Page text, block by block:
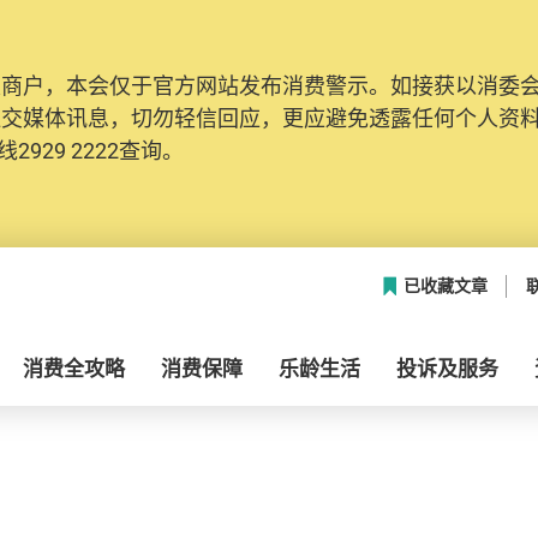
户，本会仅于官方网站发布消费警示。如接获以消委
媒体讯息，切勿轻信回应，更应避免透露任何个人资
2929 2222查询。
已收藏文章
消费全攻略 消费保障 乐龄生活 投诉及服务